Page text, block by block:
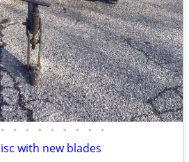
• • • • • • • • •
with new blades